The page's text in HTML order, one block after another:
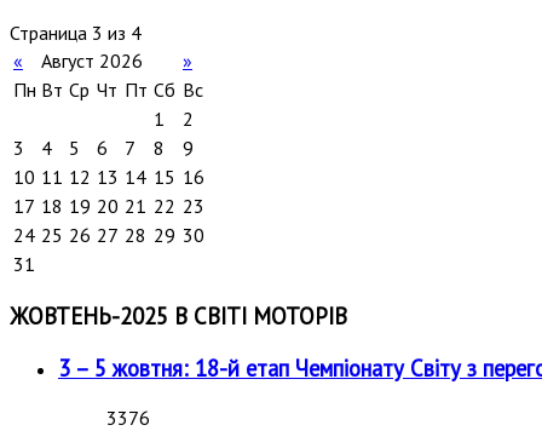
Страница 3 из 4
«
Август 2026
»
Пн Вт Ср Чт Пт Сб Вс
1
2
3
4 5 6 7 8
9
10 11 12 13 14 15 16
17 18 19 20 21 22 23
24 25 26 27 28 29 30
31
ЖОВТЕНЬ-2025 В СВІТІ МОТОРІВ
3 – 5 жовтня: 18-й етап Чемпіонату Світу з
3376